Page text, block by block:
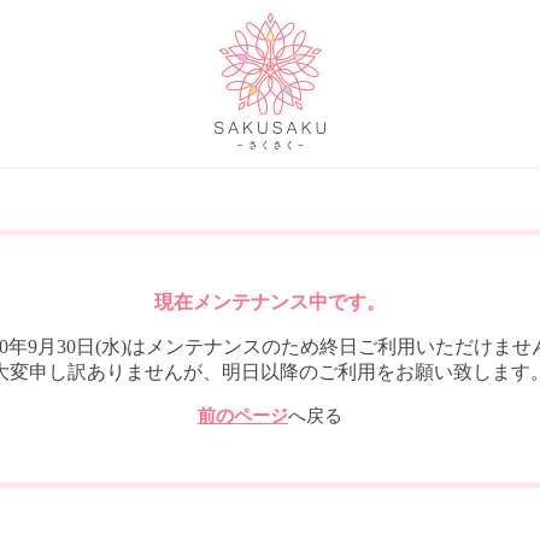
現在メンテナンス中です。
年9月30日(水)はメンテナンスのため終日ご利用いただけませ
変申し訳ありませんが、明日以降のご利用をお願い致します
前のページへ戻る